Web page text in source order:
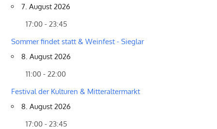
7. August 2026
17:00 - 23:45
Sommer findet statt & Weinfest - Sieglar
8. August 2026
11:00 - 22:00
Festival der Kulturen & Mitteraltermarkt
8. August 2026
17:00 - 23:45